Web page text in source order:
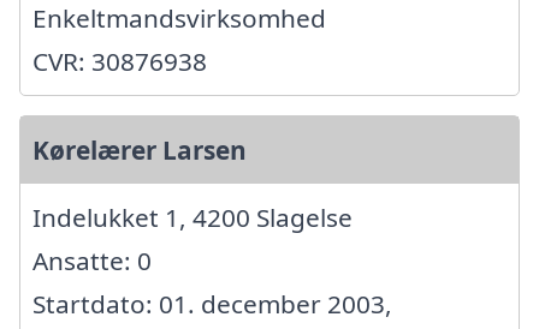
Enkeltmandsvirksomhed
CVR: 30876938
Kørelærer Larsen
Indelukket 1, 4200 Slagelse
Ansatte: 0
Startdato: 01. december 2003,